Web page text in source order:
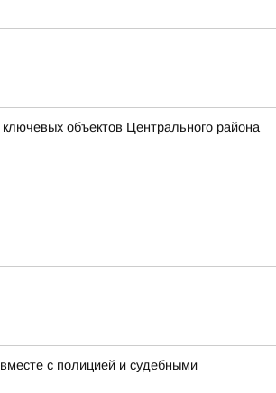
объектов Центрального района
с полицией и судебными